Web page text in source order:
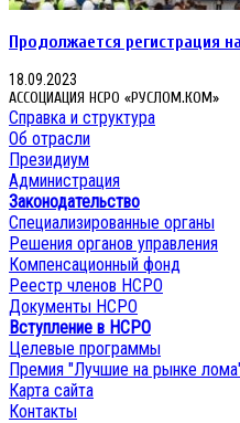
Продолжается регистрация
18.09.2023
АССОЦИАЦИЯ НСРО «РУСЛОМ.КОМ»
Справка и структура
Об отрасли
Президиум
Администрация
Законодательство
Специализированные органы
Решения органов управления
Компенсационный фонд
Реестр членов НСРО
Документы НСРО
Вступление в НСРО
Целевые программы
Премия "Лучшие на рынке
Карта сайта
Контакты